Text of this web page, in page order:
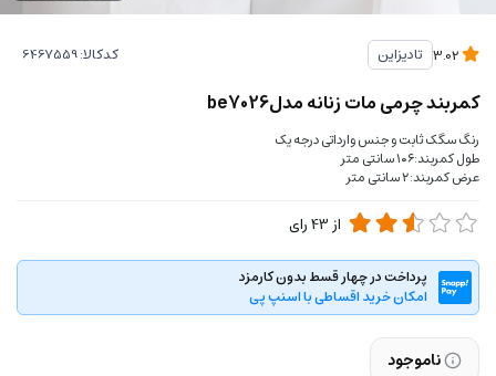
تادیزاین کدکالا:
کمربند چرمی مات زنانه مدلbe7026
رنگ سگک ثابت و جنس وارداتی درجه یک
طول کمربند:۱۰۶ سانتی متر
عرض کمربند:۲ سانتی متر
از 43رای
پرداخت در چهار قسط بدون کارمزد
امکان خرید اقساطی با اسنپ پی
ناموجود